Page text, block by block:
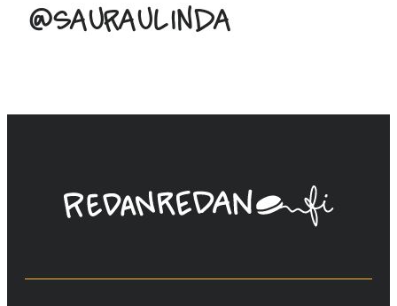
@sauraulinda
Linda
Saukko-
Oy